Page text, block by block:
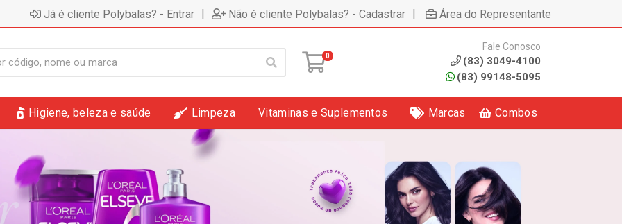
Já é cliente Polybalas? - Entrar | Não é cliente Polybalas? - Cadastrar | Área do Representante
0
Fale Conosco
(83) 3049-4100
(83) 99148-5095
Higiene, beleza e saúde Limpeza Vitaminas e Suplementos Marcas Combos